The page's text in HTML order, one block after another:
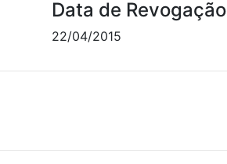
Data de Revogação
22/04/2015